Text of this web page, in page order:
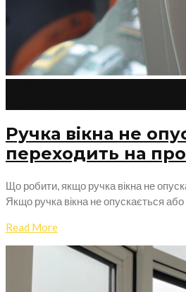
Ручка вікна не
переходить на
Що робити, якщо ручка вікна не
Якщо ручка вікна не опускається
Read More